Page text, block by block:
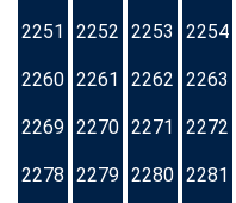
2251 2252 2253 2254
2260 2261 2262 2263
2269 2270 2271 2272
2278 2279 2280 2281